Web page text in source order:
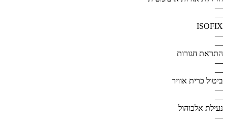
—
—
ISOFIX
—
—
התראת חגורות
—
—
ביטול כרית אוויר
—
—
נעילת אלכוהול
—